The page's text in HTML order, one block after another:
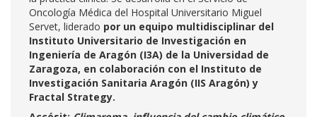
Oncología Médica del Hospital Universitario Miguel
Servet, liderado por un equipo multidisciplinar del
Instituto Universitario de Investigación en
Ingeniería de Aragón (I3A) de la Universidad de
Zaragoza, en colaboración con el Instituto de
Investigación Sanitaria Aragón (IIS Aragón) y
Fractal Strategy.